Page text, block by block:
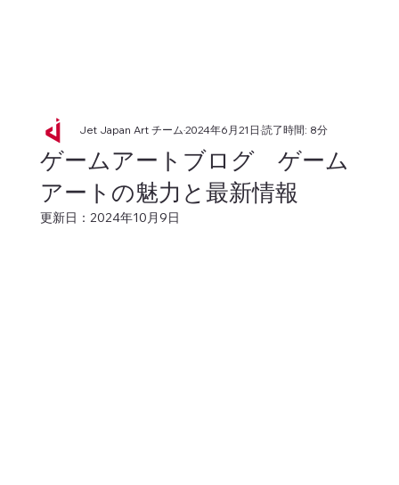
ゲームアートブログ ゲーム
アートの魅力と最新情報
Jet Japan Art チーム2024年6月21日 読了時間: 8分
更新日： 2024年10月9日